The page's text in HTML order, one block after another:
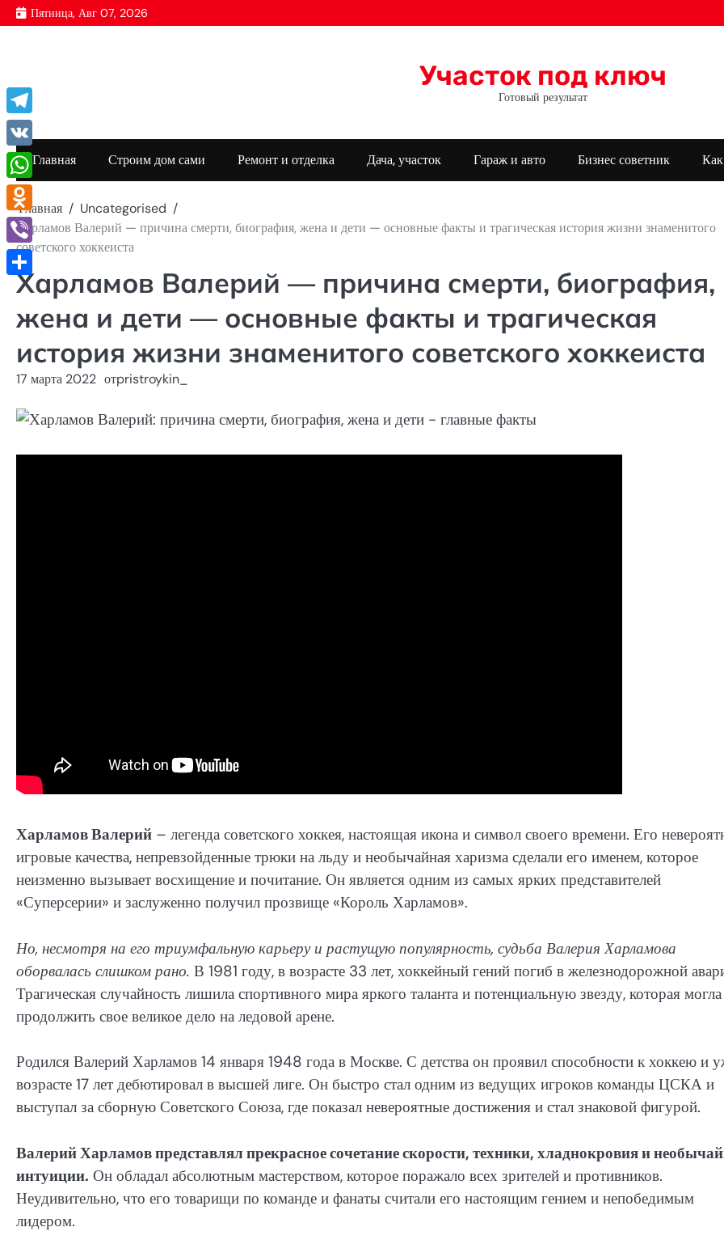
Перейти
к
Пятница, Авг 07, 2026
Участок под ключ
Готовый результат
Главная Строим дом сами Ремонт и отделка Дача, участок Гараж и авто Бизнес советник
Главная
Uncategorised
Харламов Валерий — причина смерти, биография, жена и дети — основные факты и трагическая история жизни знаменитого
советского хоккеиста
Харламов Валерий — причина смерти, биография,
жена и дети — основные факты и трагическая
история жизни знаменитого советского хоккеиста
17 марта 2022 отpristroykin_
Харламов Валерий – легенда советского хоккея, настоящая икона и символ своего времени. Его
игровые качества, непревзойденные трюки на льду и необычайная харизма сделали его именем, которое
неизменно вызывает восхищение и почитание. Он является одним из самых ярких представителей
«Суперсерии» и заслуженно получил прозвище «Король Харламов».
Но, несмотря на его триумфальную карьеру и растущую популярность, судьба Валерия Харламова
оборвалась слишком рано. В 1981 году, в возрасте 33 лет, хоккейный гений погиб в железнодорожной
Трагическая случайность лишила спортивного мира яркого таланта и потенциальную звезду, которая
продолжить свое великое дело на ледовой арене.
Родился Валерий Харламов 14 января 1948 года в Москве. С детства он проявил способности к хоккею и
возрасте 17 лет дебютировал в высшей лиге. Он быстро стал одним из ведущих игроков команды ЦСКА и
выступал за сборную Советского Союза, где показал невероятные достижения и стал знаковой фигурой.
Валерий Харламов представлял прекрасное сочетание скорости, техники, хладнокровия и
интуиции. Он обладал абсолютным мастерством, которое поражало всех зрителей и противников.
Неудивительно, что его товарищи по команде и фанаты считали его настоящим гением и непобедимым
лидером.
Telegram
VK
WhatsApp
Odnoklassniki
Viber
Отправить